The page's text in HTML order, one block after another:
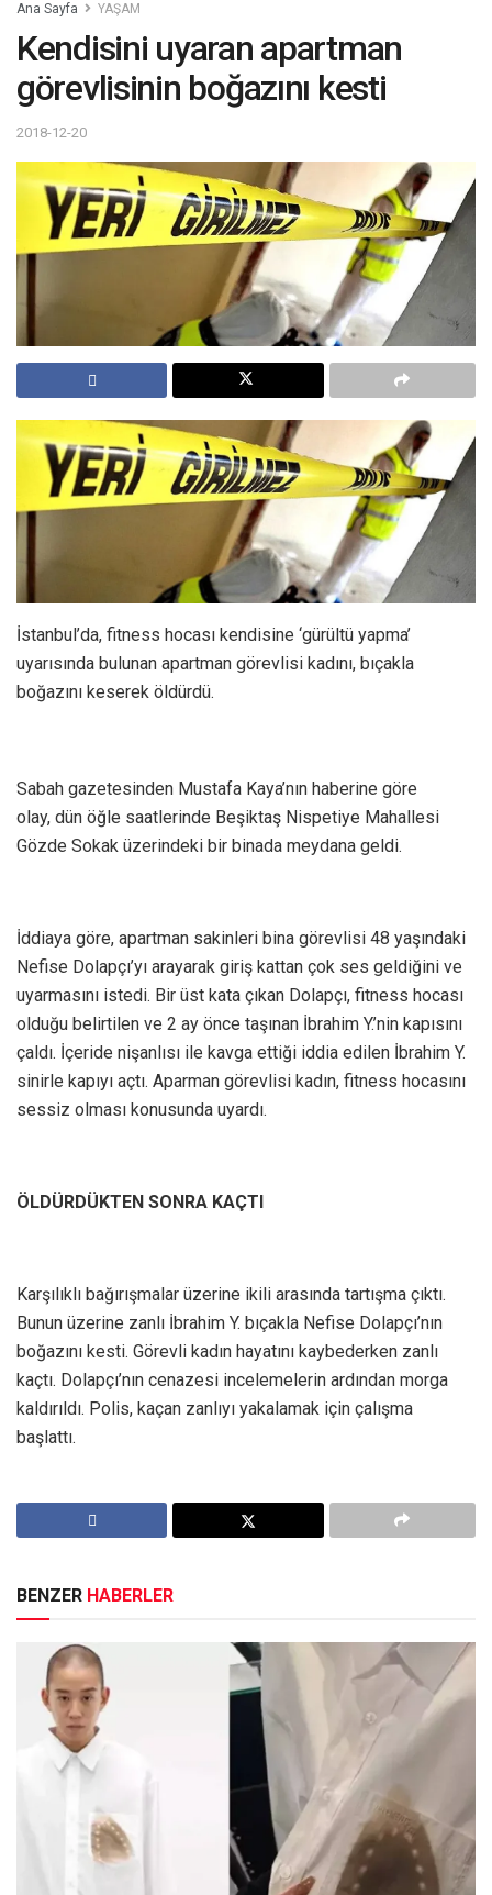
Ana Sayfa YAŞAM
Kendisini uyaran apartman
görevlisinin boğazını kesti
2018-12-20
İstanbul’da, fitness hocası kendisine ‘gürültü yapma’
uyarısında bulunan apartman görevlisi kadını, bıçakla
boğazını keserek öldürdü.
Sabah gazetesinden Mustafa Kaya’nın haberine göre
olay, dün öğle saatlerinde Beşiktaş Nispetiye Mahallesi
Gözde Sokak üzerindeki bir binada meydana geldi.
İddiaya göre, apartman sakinleri bina görevlisi 48 yaşındaki
Nefise Dolapçı’yı arayarak giriş kattan çok ses geldiğini ve
uyarmasını istedi. Bir üst kata çıkan Dolapçı, fitness hocası
olduğu belirtilen ve 2 ay önce taşınan İbrahim Y.’nin kapısını
çaldı. İçeride nişanlısı ile kavga ettiği iddia edilen İbrahim Y.
sinirle kapıyı açtı. Aparman görevlisi kadın, fitness hocasını
sessiz olması konusunda uyardı.
ÖLDÜRDÜKTEN SONRA KAÇTI
Karşılıklı bağırışmalar üzerine ikili arasında tartışma çıktı.
Bunun üzerine zanlı İbrahim Y. bıçakla Nefise Dolapçı’nın
boğazını kesti. Görevli kadın hayatını kaybederken zanlı
kaçtı. Dolapçı’nın cenazesi incelemelerin ardından morga
kaldırıldı. Polis, kaçan zanlıyı yakalamak için çalışma
başlattı.
BENZER HABERLER